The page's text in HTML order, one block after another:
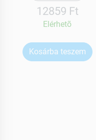
12859 Ft
Elérhetõ
Kosárba teszem